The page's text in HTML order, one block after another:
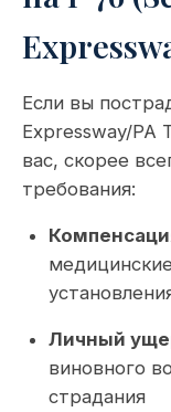
Если вы
Expressway/PA
вас, скорее
требования:
Личный
виновного
страдания